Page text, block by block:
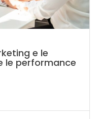
e le
le performance